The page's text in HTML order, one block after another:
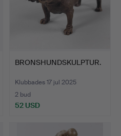
BRONSHUNDSKULPTUR.
Klubbades 17 jul 2025
2 bud
52 USD